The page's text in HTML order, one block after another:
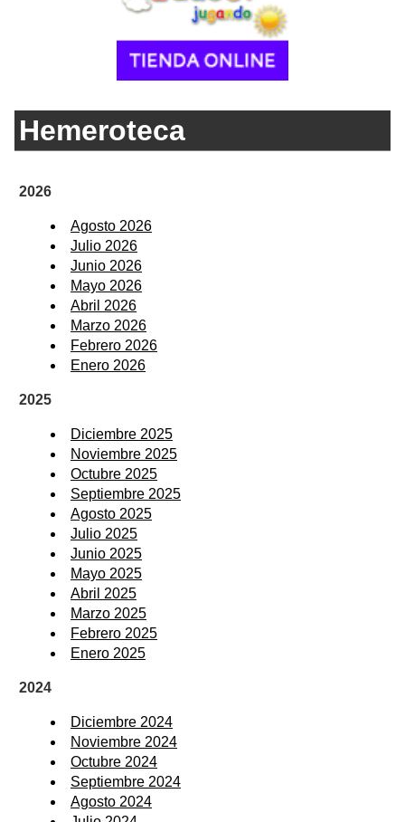
Hemeroteca
2026
Agosto 2026
Julio 2026
Junio 2026
Mayo 2026
Abril 2026
Marzo 2026
Febrero 2026
Enero 2026
2025
Diciembre 2025
Noviembre 2025
Octubre 2025
Septiembre 2025
Agosto 2025
Julio 2025
Junio 2025
Mayo 2025
Abril 2025
Marzo 2025
Febrero 2025
Enero 2025
2024
Diciembre 2024
Noviembre 2024
Octubre 2024
Septiembre 2024
Agosto 2024